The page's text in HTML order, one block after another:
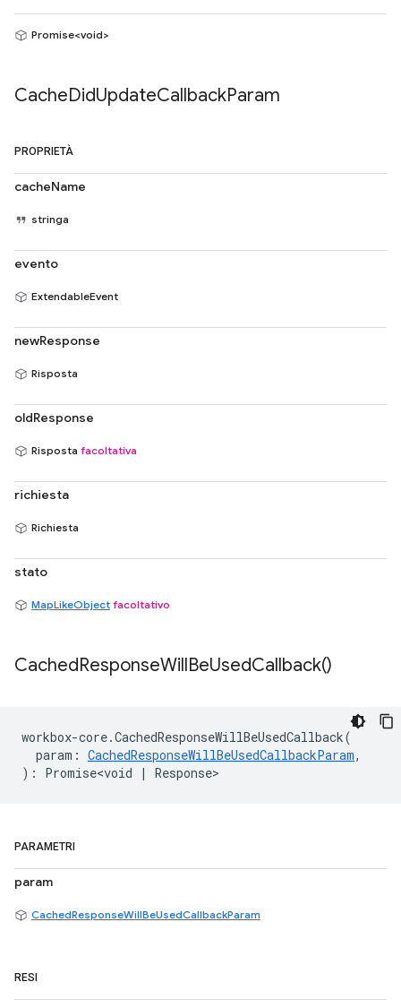
Promise<void>
CacheDidUpdateCallbackParam
PROPRIETÀ
cacheName
stringa
evento
ExtendableEvent
newResponse
Risposta
oldResponse
Risposta facoltativa
richiesta
Richiesta
stato
MapLikeObject facoltativo
CachedResponseWillBeUsedCallback()
workbox-core.CachedResponseWillBeUsedCallback(
param : CachedResponseWillBeUsedCallbackParam,
) : Promise<void | Response>
PARAMETRI
param
CachedResponseWillBeUsedCallbackParam
RESI